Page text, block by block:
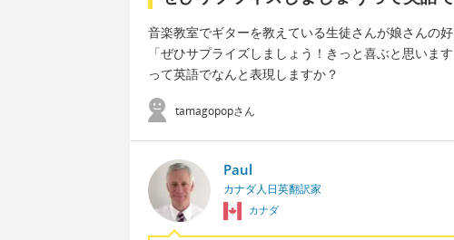
音楽教室でギターを教えている生徒さんが娘さんの
「ぜひサプライズしましょう！きっと喜ぶと思います
って英語でなんと表現しますか？
tamagopopさん
Paul
カナダ人日英翻訳家
カナダ